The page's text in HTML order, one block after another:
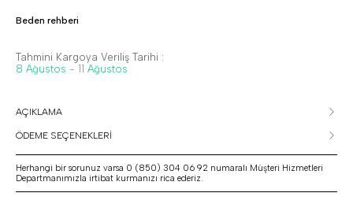
Beden rehberi
Tahmini Kargoya Veriliş Tarihi :
8 Ağustos - 11 Ağustos
AÇIKLAMA
ÖDEME SEÇENEKLERİ
Herhangi bir sorunuz varsa 0 (850) 304 06 92 numaralı Müşteri Hizmetleri
Departmanımızla irtibat kurmanızı rica ederiz.